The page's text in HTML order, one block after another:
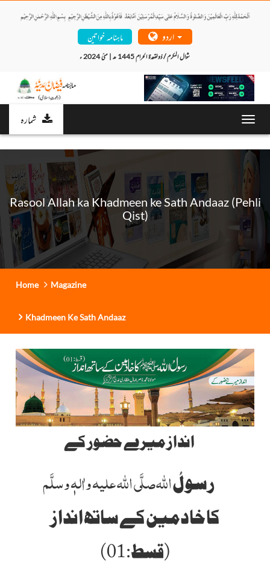
ماہنامہ خواتین
شوال المکرم / ذولقعدۃ الحرام 1445 ھ | مئی 2024 ء
شمارہ
Rasool Allah ka Khadmeen ke Sath Andaaz (Pehli
Qist)
Home Magazine
Khadmeen Ke Sath Andaaz
انداز میرے حضور کے
رسولُاللہصلَّی اللہ علیہ واٰلہٖ وسلَّم
کاخادمین کے ساتھ انداز
(قسط:01)